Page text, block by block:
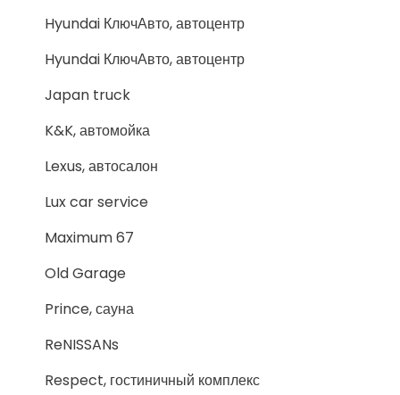
Hyundai КлючАвто, автоцентр
Hyundai КлючАвто, автоцентр
Japan truck
K&K, автомойка
Lexus, автосалон
Lux car service
Maximum 67
Old Garage
Prince, сауна
ReNISSANs
Respect, гостиничный комплекс